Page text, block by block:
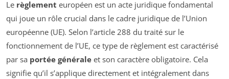
Le règlement européen est un acte juridique fondamental
qui joue un rôle crucial dans le cadre juridique de l’Union
européenne (UE). Selon l’article 288 du traité sur le
fonctionnement de l’UE, ce type de règlement est caractérisé
par sa portée générale et son caractère obligatoire. Cela
signifie qu’il s’applique directement et intégralement dans